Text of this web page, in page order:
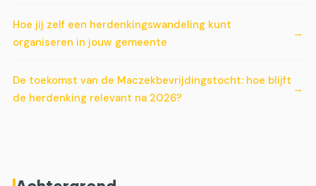
Hoe jij zelf een herdenkingswandeling kunt
organiseren in jouw gemeente
De toekomst van de Maczekbevrijdingstocht: hoe blijft
de herdenking relevant na 2026?